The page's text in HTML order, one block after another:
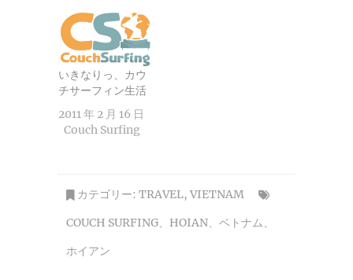
いきなりっ、カウ
チサーフィン生活
2011 年 2 月 16 日
Couch Surfing
カテゴリー: TRAVEL, VIETNAM
COUCH SURFING、 HOIAN、 ベトナム、
ホイアン